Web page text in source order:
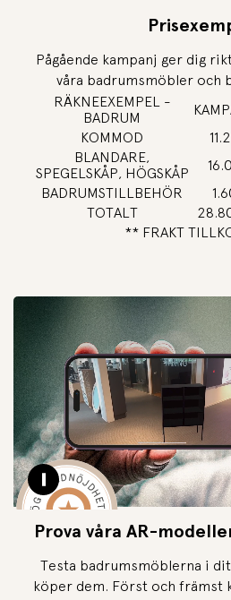
Pause video
Pågående kampanj ger dig
våra badrumsmöbler och
RÄKNEEXEMPEL -
BADRUM
KOMMOD
BLANDARE,
SPEGELSKÅP, HÖGSKÅP
BADRUMSTILLBEHÖR
TOTALT
** FRAKT
Prova våra AR-
Testa badrumsmöblerna i
köper dem. Först och främst